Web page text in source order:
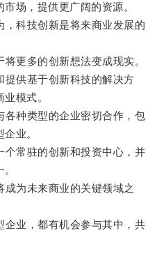
场，提供更广阔的资源。
科技创新是将来商业发展的
更多的创新想法变成现实。
供基于创新科技的解决方
模式。
种类型的企业密切合作，包
业。
常驻的创新和投资中心，并
为未来商业的关键领域之
业，都有机会参与其中，共